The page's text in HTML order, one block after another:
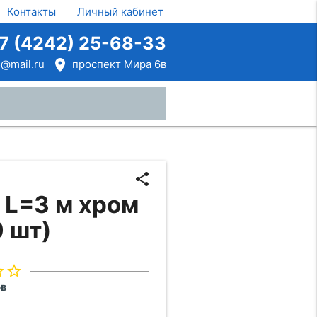
Контакты Личный кабинет
(4242) 25-68-33
room проспект Мира 6в
share
м хром
шт)
star_border